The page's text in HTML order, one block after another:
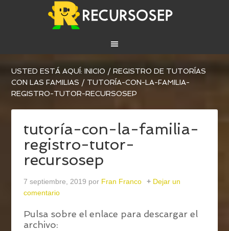
USTED ESTÁ AQUÍ:INICIO / REGISTRO DE TUTORÍAS
CON LAS FAMILIAS / TUTORÍA-CON-LA-FAMILIA-
REGISTRO-TUTOR-RECURSOSEP
tutoría-con-la-familia-
registro-tutor-
recursosep
7 septiembre, 2019 por Fran Franco
Dejar un
comentario
Pulsa sobre el enlace para descargar el
archivo: